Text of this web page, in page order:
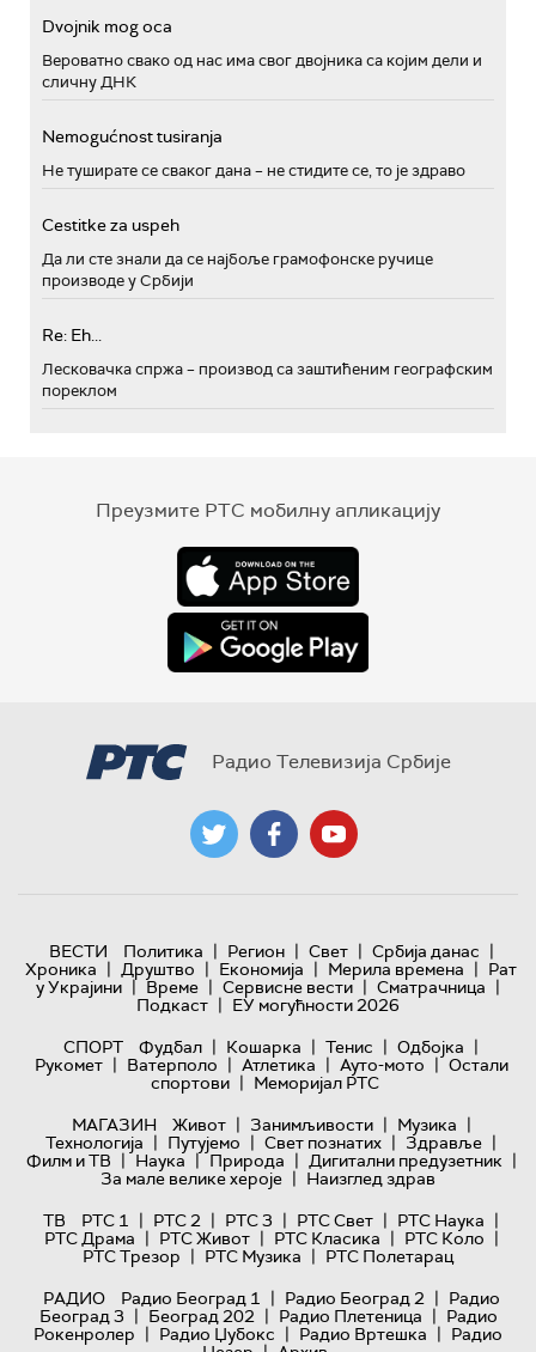
Dvojnik mog oca
Вероватно свако од нас има свог двојника са којим дели и
сличну ДНК
Nemogućnost tusiranja
Не туширате се сваког дана – не стидите се, то је здраво
Cestitke za uspeh
Да ли сте знали да се најбоље грамофонске ручице
производе у Србији
Re: Eh...
Лесковачка спржа – производ са заштићеним географским
пореклом
Преузмите РТС мобилну апликацију
Радио Телевизија Србије
ВЕСТИ Политика | Регион | Свет | Србија данас |
Хроника | Друштво | Економија | Мерила времена | Рат
у Украјини | Време | Сервисне вести | Сматрачница |
Подкаст | ЕУ могућности 2026
СПОРТ
Фудбал | Кошарка | Тенис | Одбојка |
Рукомет | Ватерполо | Атлетика | Ауто-мото | Остали
спортови | Меморијал РТС
МАГАЗИН
Живот | Занимљивости | Музика |
Технологијa | Путујемо | Свет познатих | Здравље |
Филм и ТВ | Наука | Природа | Дигитални предузетник |
За мале велике хероје | Наизглед здрав
ТВ
РТС 1 | РТС 2 | РТС 3 | РТС Свет | РТС Наука |
РТС Драма | РТС Живот | РТС Класика | РТС Коло |
РТС Трезор | РТС Музика | РТС Полетарац
РАДИО
Радио Београд 1 | Радио Београд 2 | Радио
Београд 3 | Београд 202 | Радио Плетеница | Радио
Рокенролер | Радио Џубокс | Радио Вртешка | Радио